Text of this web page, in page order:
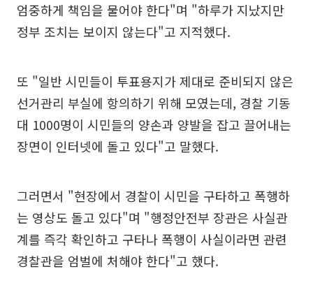
엄중하게 책임을 물어야 한다"며 "하루가 지났지만
정부 조치는 보이지 않는다"고 지적했다.
또 "일반 시민들이 투표용지가 제대로 준비되지 않은
선거관리 부실에 항의하기 위해 모였는데, 경찰 기동
대 1000명이 시민들의 양손과 양발을 잡고 끌어내는
장면이 인터넷에 돌고 있다"고 말했다.
그러면서 "현장에서 경찰이 시민을 구타하고 폭행하
는 영상도 돌고 있다"며 "행정안전부 장관은 사실관
계를 즉각 확인하고 구타나 폭행이 사실이라면 관련
경찰관을 엄벌에 처해야 한다"고 했다.